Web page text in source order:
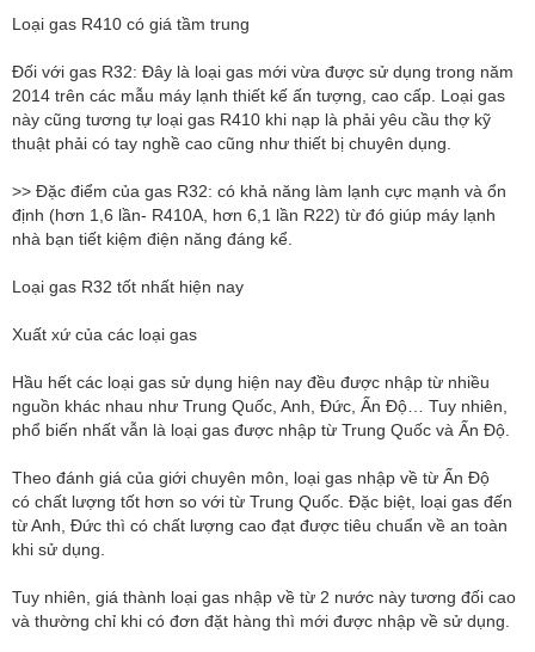
​​Loại gas R410 có giá tầm trung
Đối với gas R32: Đây là loại gas mới vừa được sử dụng trong năm
2014 trên các mẫu máy lạnh thiết kế ấn tượng, cao cấp. Loại gas
này cũng tương tự loại gas R410 khi nạp là phải yêu cầu thợ kỹ
thuật phải có tay nghề cao cũng như thiết bị chuyên dụng.
>> Đặc điểm của gas R32: có khả năng làm lạnh cực mạnh và ổn
định (hơn 1,6 lần- R410A, hơn 6,1 lần R22) từ đó giúp máy lạnh
nhà bạn tiết kiệm điện năng đáng kể.
Loại gas R32 tốt nhất hiện nay
Xuất xứ của các loại gas
Hầu hết các loại gas sử dụng hiện nay đều được nhập từ nhiều
nguồn khác nhau như Trung Quốc, Anh, Đức, Ấn Độ… Tuy nhiên,
phổ biến nhất vẫn là loại gas được nhập từ Trung Quốc và Ấn Độ.
Theo đánh giá của giới chuyên môn, loại gas nhập về từ Ấn Độ
có chất lượng tốt hơn so với từ Trung Quốc. Đặc biệt, loại gas đến
từ Anh, Đức thì có chất lượng cao đạt được tiêu chuẩn về an toàn
khi sử dụng.
Tuy nhiên, giá thành loại gas nhập về từ 2 nước này tương đối cao
và thường chỉ khi có đơn đặt hàng thì mới được nhập về sử dụng.